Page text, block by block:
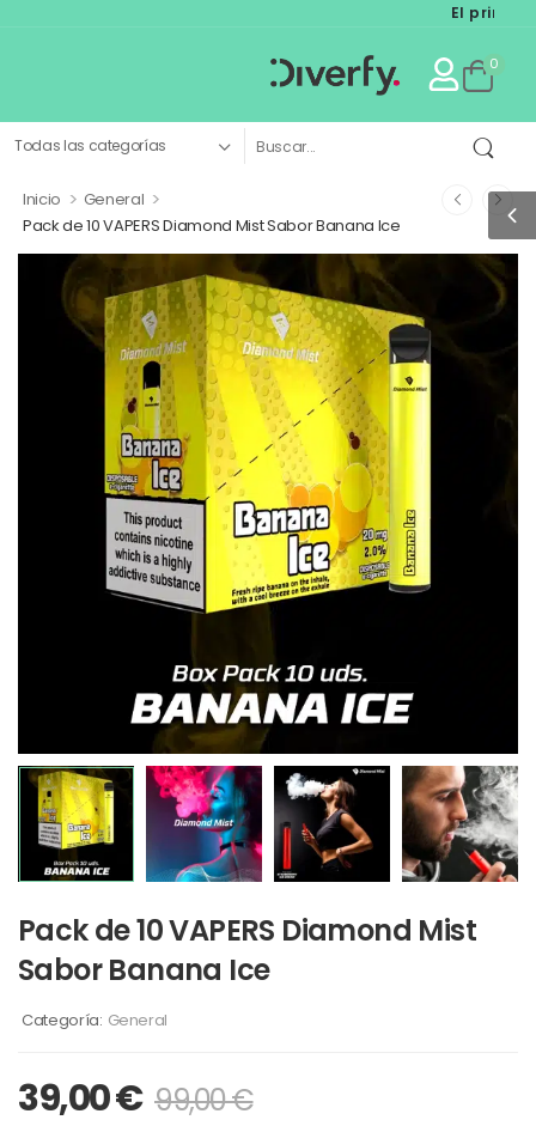
El primer
0
Inicio > General >
Pack de 10 VAPERS Diamond Mist Sabor Banana Ice
Pack de 10 VAPERS Diamond Mist
Sabor Banana Ice
Categoría: General
39,00€ 99,00€